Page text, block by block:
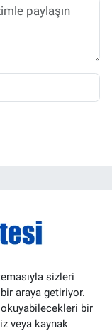
sizleri
araya getiriyor.
bir
veya kaynak